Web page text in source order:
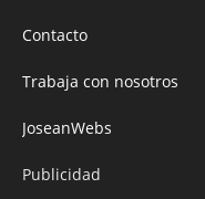
Contacto
Trabaja con nosotros
JoseanWebs
Publicidad